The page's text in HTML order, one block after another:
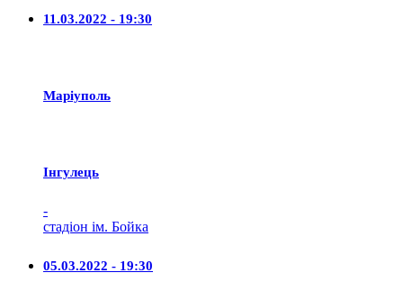
11.03.2022 - 19:30
Маріуполь
Iнгулець
-
стадіон ім. Бойка
05.03.2022 - 19:30